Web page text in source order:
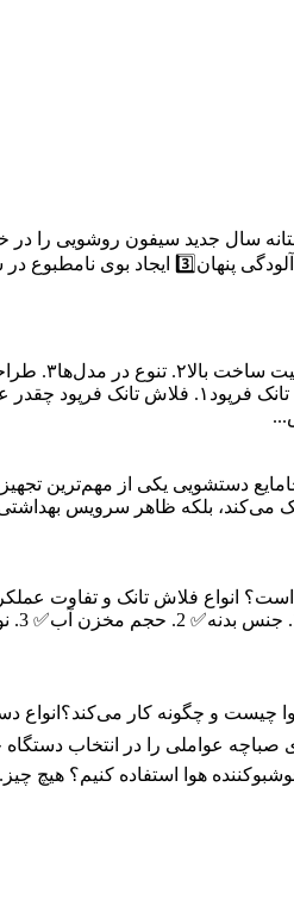
در آستانه سال جدید“7 دلیل برای اینکه در
دستشویی یکی از مهم‌ترین
بلکه ظاهر سرویس
هوشمند لیزا جونز4️⃣ دستگاه خوشبوکننده حرفه‌ای
هوا استفاده کنیم؟ هیچ